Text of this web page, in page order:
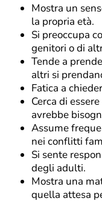
Mostra un
la propria età.
Si preoccupa
genitori o di
Tende a
altri si
Fatica a
Cerca di
avrebbe
Assume
nei conflitti
Si sente
degli adulti.
Mostra una
quella attesa